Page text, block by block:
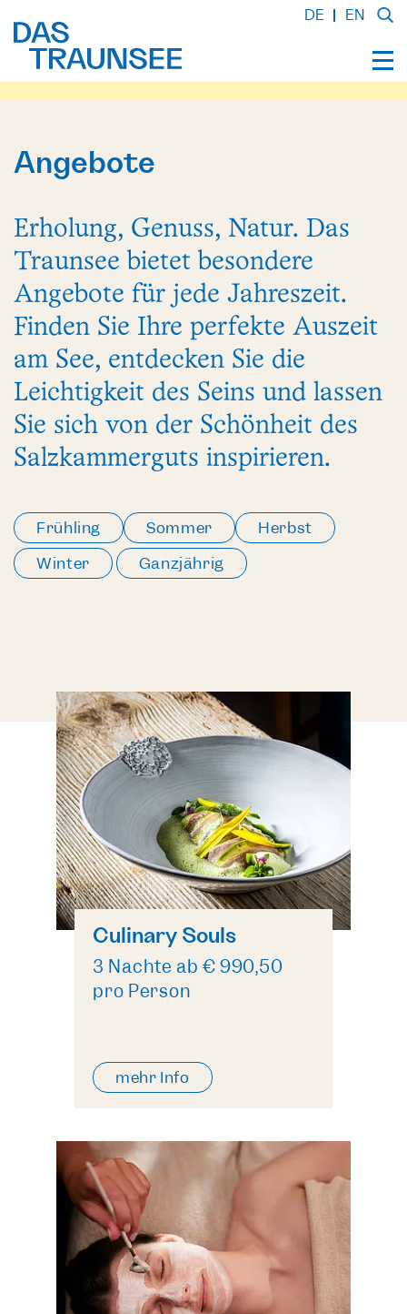
DE EN
Angebote
Erholung, Genuss, Natur. Das
Traunsee bietet besondere
Angebote für jede Jahreszeit.
Finden Sie Ihre perfekte Auszeit
am See, entdecken Sie die
Leichtigkeit des Seins und lassen
Sie sich von der Schönheit des
Salzkammerguts inspirieren.
Frühling Sommer
Herbst
Winter
Ganzjährig
Culinary Souls
3 Nächte ab € 990,50
pro Person
mehr Info